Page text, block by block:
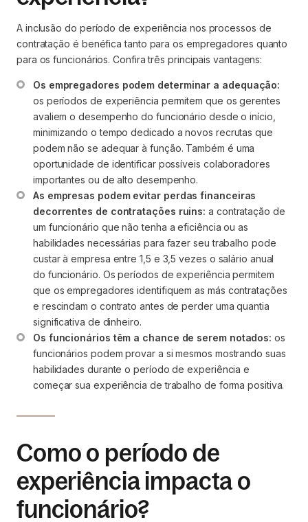
A inclusão do período de experiência nos processos de
contratação é benéfica tanto para os empregadores quanto
para os funcionários. Confira três principais vantagens:
Os empregadores podem determinar a adequação:
os períodos de experiência permitem que os gerentes
avaliem o desempenho do funcionário desde o início,
minimizando o tempo dedicado a novos recrutas que
podem não se adequar à função. Também é uma
oportunidade de identificar possíveis colaboradores
importantes ou de alto desempenho.
As empresas podem evitar perdas financeiras
decorrentes de contratações ruins: a contratação de
um funcionário que não tenha a eficiência ou as
habilidades necessárias para fazer seu trabalho pode
custar à empresa entre 1,5 e 3,5 vezes o salário anual
do funcionário. Os períodos de experiência permitem
que os empregadores identifiquem as más contratações
e rescindam o contrato antes de perder uma quantia
significativa de dinheiro.
Os funcionários têm a chance de serem notados: os
funcionários podem provar a si mesmos mostrando suas
habilidades durante o período de experiência e
começar sua experiência de trabalho de forma positiva.
Como o período de
experiência impacta o
funcionário?